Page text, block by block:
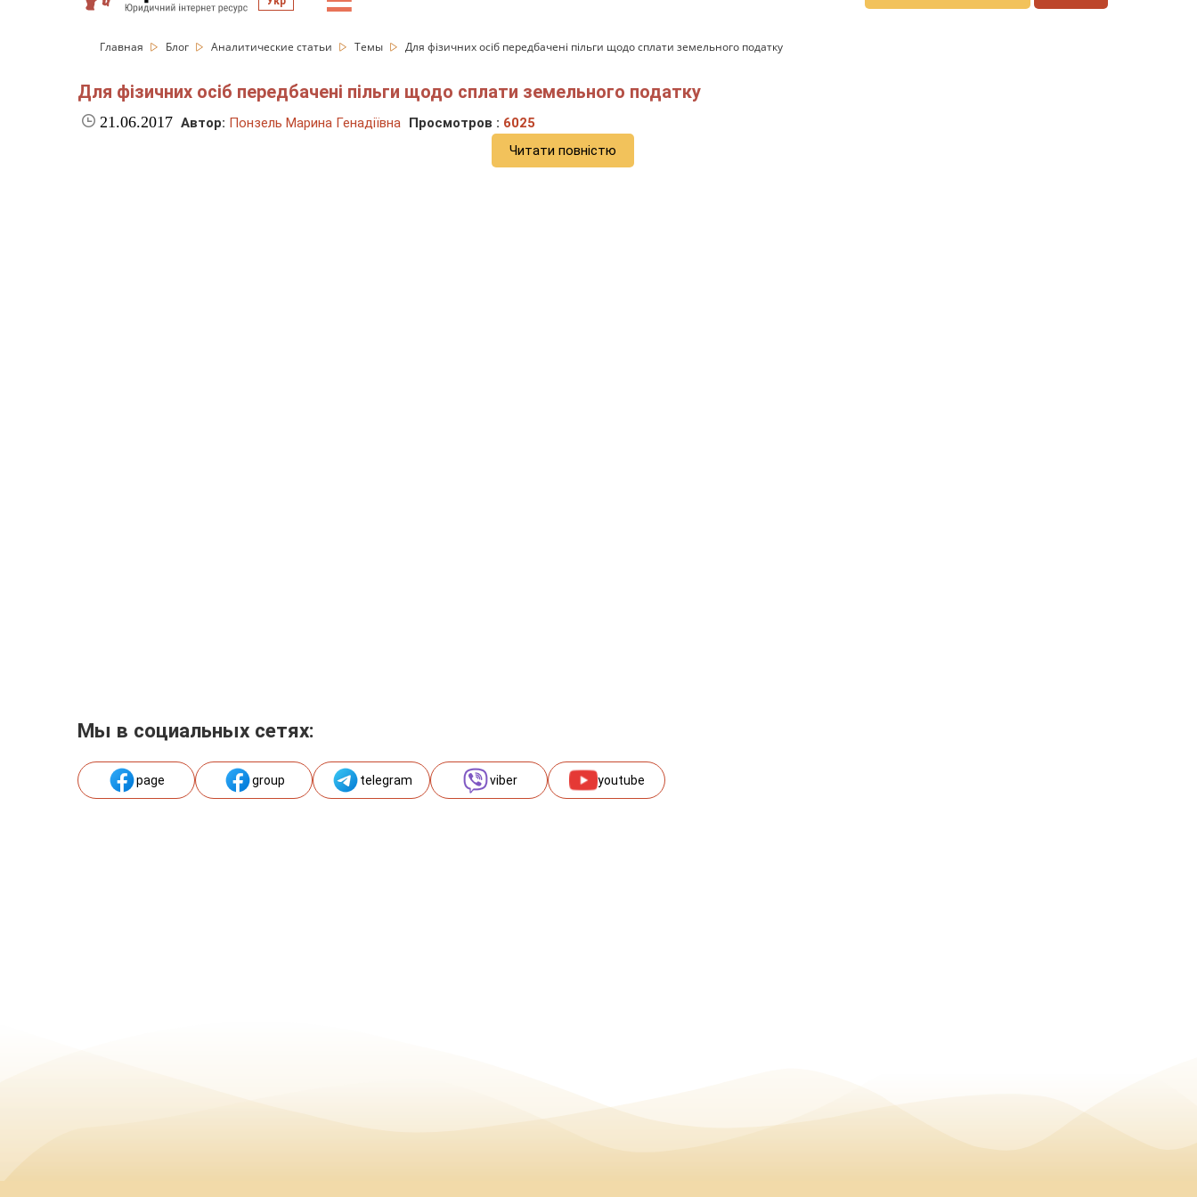
Главная Блог Аналитические статьи Темы Для фізичних осіб передбачені пільги щодо сплати земельного податку
Для фізичних осіб передбачені пільги щодо сплати земельного податку
21.06.2017 Автор: Понзель Марина Генадіївна Просмотров : 6025
Читати повністю
Мы в социальных сетях:
page group telegram viber youtube